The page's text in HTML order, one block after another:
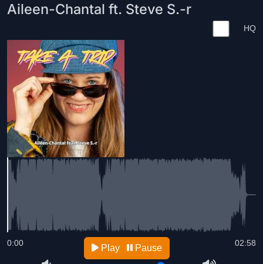
Aileen-Chantal ft. Steve S.-r
HQ
02:58
0:00 Play Pause